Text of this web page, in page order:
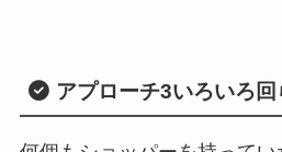
アプローチ3いろいろ回